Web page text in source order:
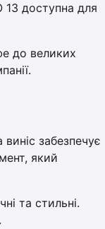
13 доступна для
до великих
забезпечує
який
та стильні.